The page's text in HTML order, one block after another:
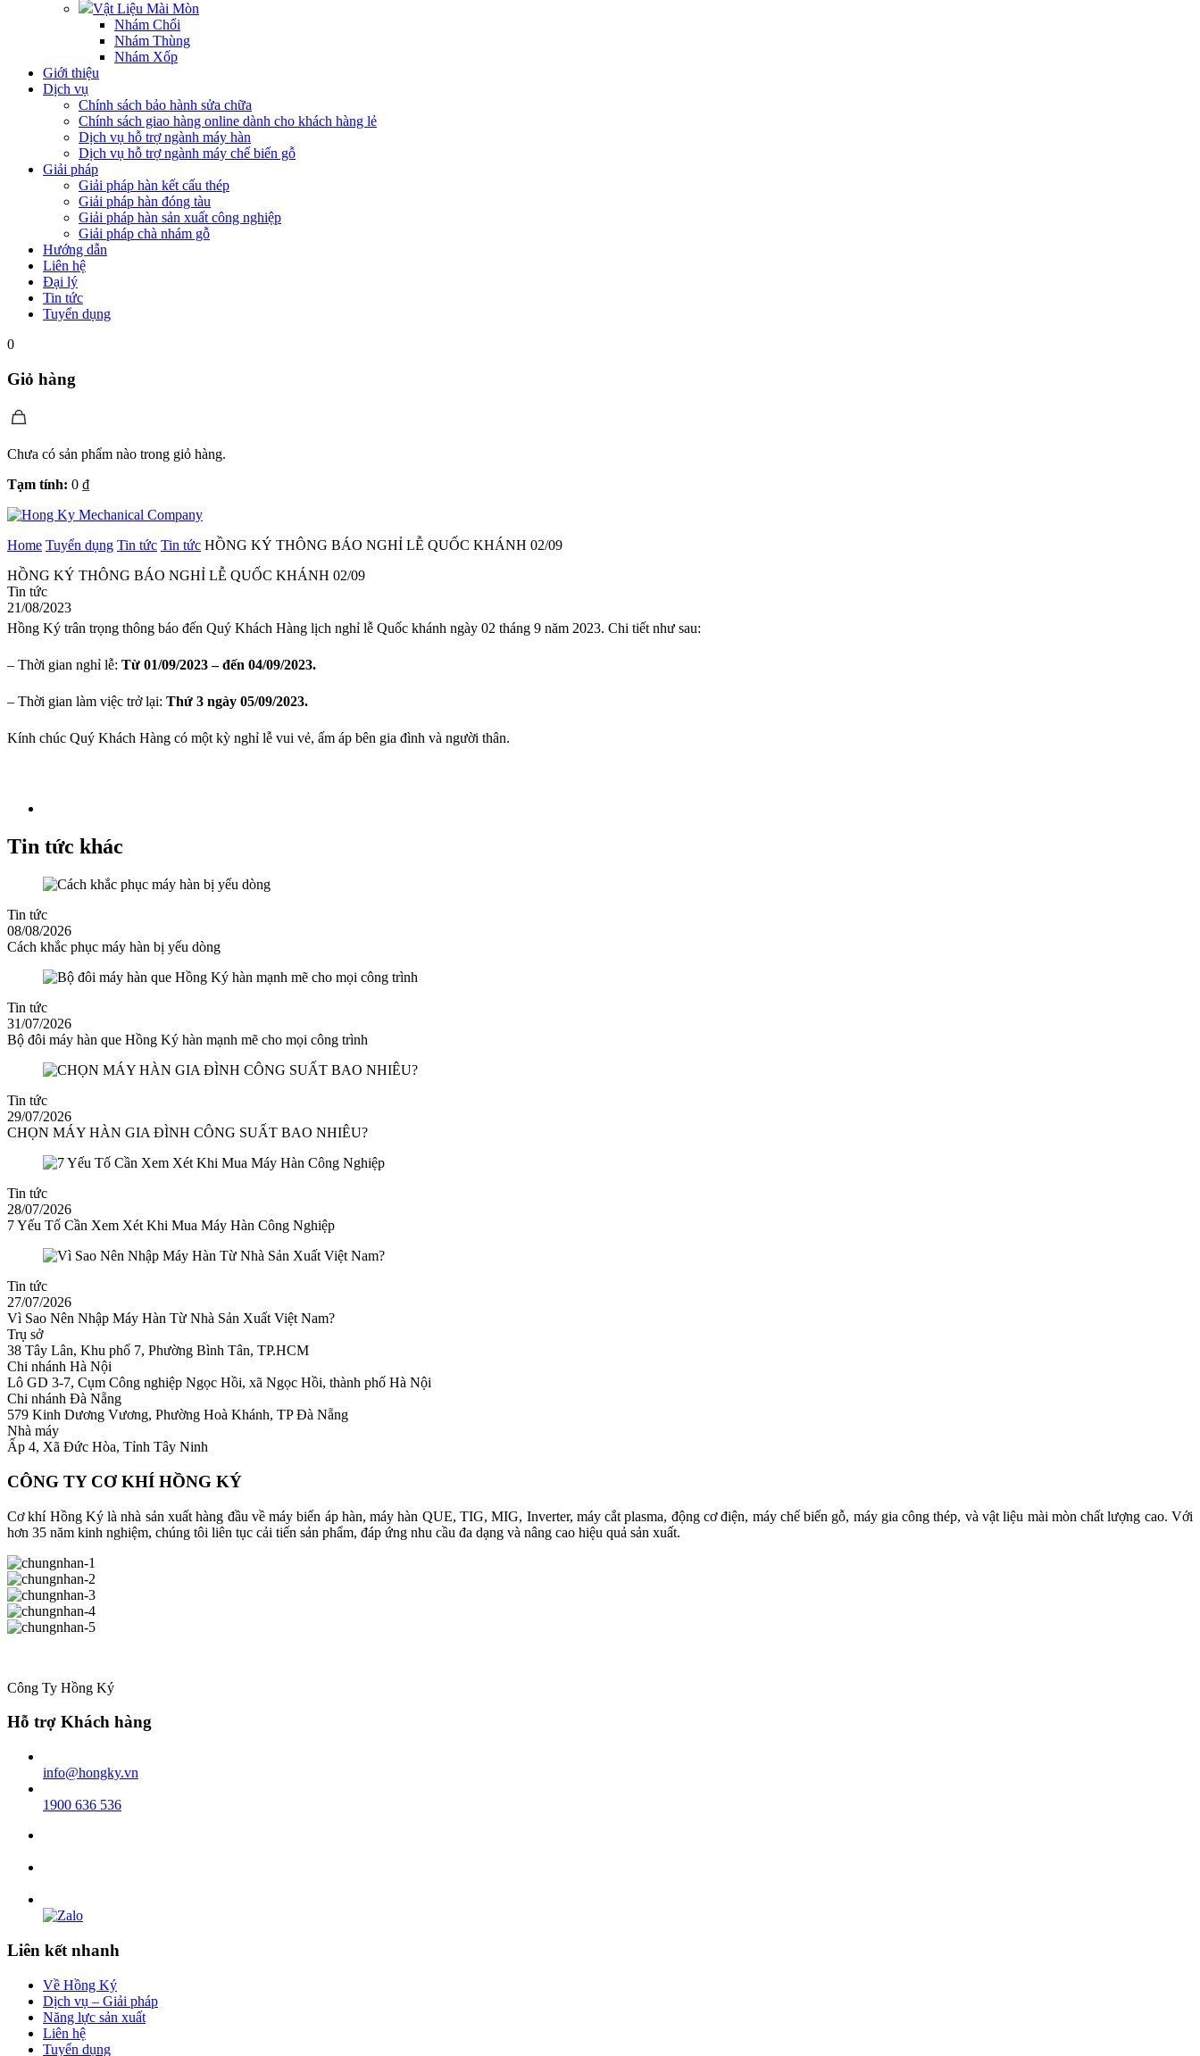
Vật Liệu Mài Mòn
Nhám Chổi
Nhám Thùng
Nhám Xốp
Giới thiệu
Dịch vụ
Chính sách bảo hành sửa chữa
Chính sách giao hàng online dành cho khách hàng lẻ
Dịch vụ hỗ trợ ngành máy hàn
Dịch vụ hỗ trợ ngành máy chế biến gỗ
Giải pháp
Giải pháp hàn kết cấu thép
Giải pháp hàn đóng tàu
Giải pháp hàn sản xuất công nghiệp
Giải pháp chà nhám gỗ
Hướng dẫn
Liên hệ
Đại lý
Tin tức
Tuyển dụng
0
Giỏ hàng
Chưa có sản phẩm nào trong giỏ hàng.
Tạm tính: 0 ₫
Home Tuyển dụng Tin tức Tin tức HỒNG KÝ THÔNG BÁO NGHỈ LỄ QUỐC KHÁNH 02/09
HỒNG KÝ THÔNG BÁO NGHỈ LỄ QUỐC KHÁNH 02/09
Tin tức
21/08/2023
Hồng Ký trân trọng thông báo đến Quý Khách Hàng lịch nghỉ lễ Quốc khánh ngày 02 tháng 9 năm 2023. Chi tiết như sau:
– Thời gian nghỉ lễ: Từ 01/09/2023 – đến 04/09/2023.
– Thời gian làm việc trở lại: Thứ 3 ngày 05/09/2023.
Kính chúc Quý Khách Hàng có một kỳ nghỉ lễ vui vẻ, ấm áp bên gia đình và người thân.
Tin tức khác
Tin tức
08/08/2026
Cách khắc phục máy hàn bị yếu dòng
Tin tức
31/07/2026
Bộ đôi máy hàn que Hồng Ký hàn mạnh mẽ cho mọi công trình
Tin tức
29/07/2026
CHỌN MÁY HÀN GIA ĐÌNH CÔNG SUẤT BAO NHIÊU?
Tin tức
28/07/2026
7 Yếu Tố Cần Xem Xét Khi Mua Máy Hàn Công Nghiệp
Tin tức
27/07/2026
Vì Sao Nên Nhập Máy Hàn Từ Nhà Sản Xuất Việt Nam?
Trụ sở
38 Tây Lân, Khu phố 7, Phường Bình Tân, TP.HCM
Chi nhánh Hà Nội
Lô GD 3-7, Cụm Công nghiệp Ngọc Hồi, xã Ngọc Hồi, thành phố Hà Nội
Chi nhánh Đà Nẵng
579 Kinh Dương Vương, Phường Hoà Khánh, TP Đà Nẵng
Nhà máy
Ấp 4, Xã Đức Hòa, Tỉnh Tây Ninh
CÔNG TY CƠ KHÍ HỒNG KÝ
Cơ khí Hồng Ký là nhà sản xuất hàng đầu về máy biến áp hàn, máy hàn QUE, TIG, MIG, Inverter, máy cắt plasma, động cơ điện, máy chế biến gỗ, máy gia công thép, và vật liệu mài mòn chất lượng cao. Với
hơn 35 năm kinh nghiệm, chúng tôi liên tục cải tiến sản phẩm, đáp ứng nhu cầu đa dạng và nâng cao hiệu quả sản xuất.
Công Ty Hồng Ký
Hỗ trợ Khách hàng
info@hongky.vn
1900 636 536
Liên kết nhanh
Về Hồng Ký
Dịch vụ – Giải pháp
Năng lực sản xuất
Liên hệ
Tuyển dụng